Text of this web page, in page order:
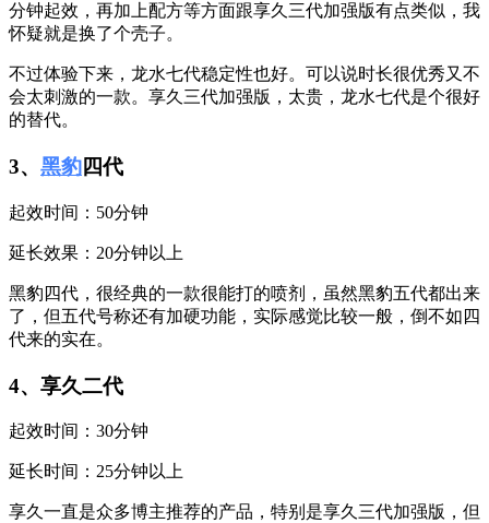
分钟起效，再加上配方等方面跟享久三代加强版有点类似，我
怀疑就是换了个壳子。
不过体验下来，龙水七代稳定性也好。可以说时长很优秀又不
会太刺激的一款。享久三代加强版，太贵，龙水七代是个很好
的替代。
3、 黑豹四代
起效时间：50分钟
延长效果：20分钟以上
黑豹四代，很经典的一款很能打的喷剂，虽然黑豹五代都出来
了，但五代号称还有加硬功能，实际感觉比较一般，倒不如四
代来的实在。
4、享久二代
起效时间：30分钟
延长时间：25分钟以上
享久一直是众多博主推荐的产品，特别是享久三代加强版，但